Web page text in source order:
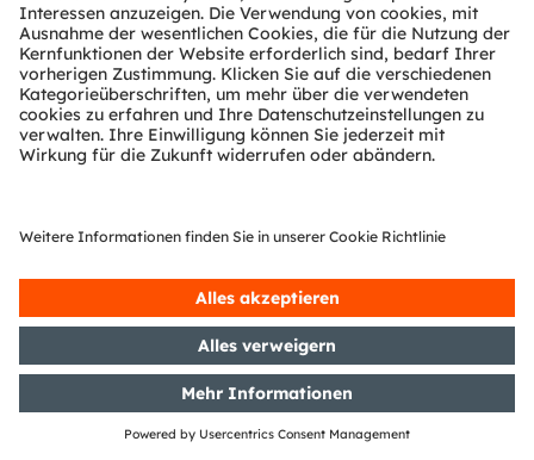
14/05/2019
DGAP-Adhoc: OSRAM Licht AG:
OSRAM beendet
Aktienrückkaufprogramm
13/05/2019
DGAP-CMS: OSRAM Licht AG:
Veröffentlichung einer
Kapitalmarktinformation
1 WpHG mit dem Ziel der
Zeige 141 bis 160 von 437 Einträgen.